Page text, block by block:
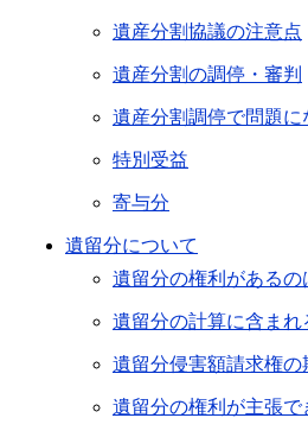
遺産分割協議の注意点
遺産分割の調停・審判
遺産分割調停で問題に
特別受益
寄与分
遺留分について
遺留分の権利があるの
遺留分の計算に含まれ
遺留分侵害額請求権の
遺留分の権利が主張で